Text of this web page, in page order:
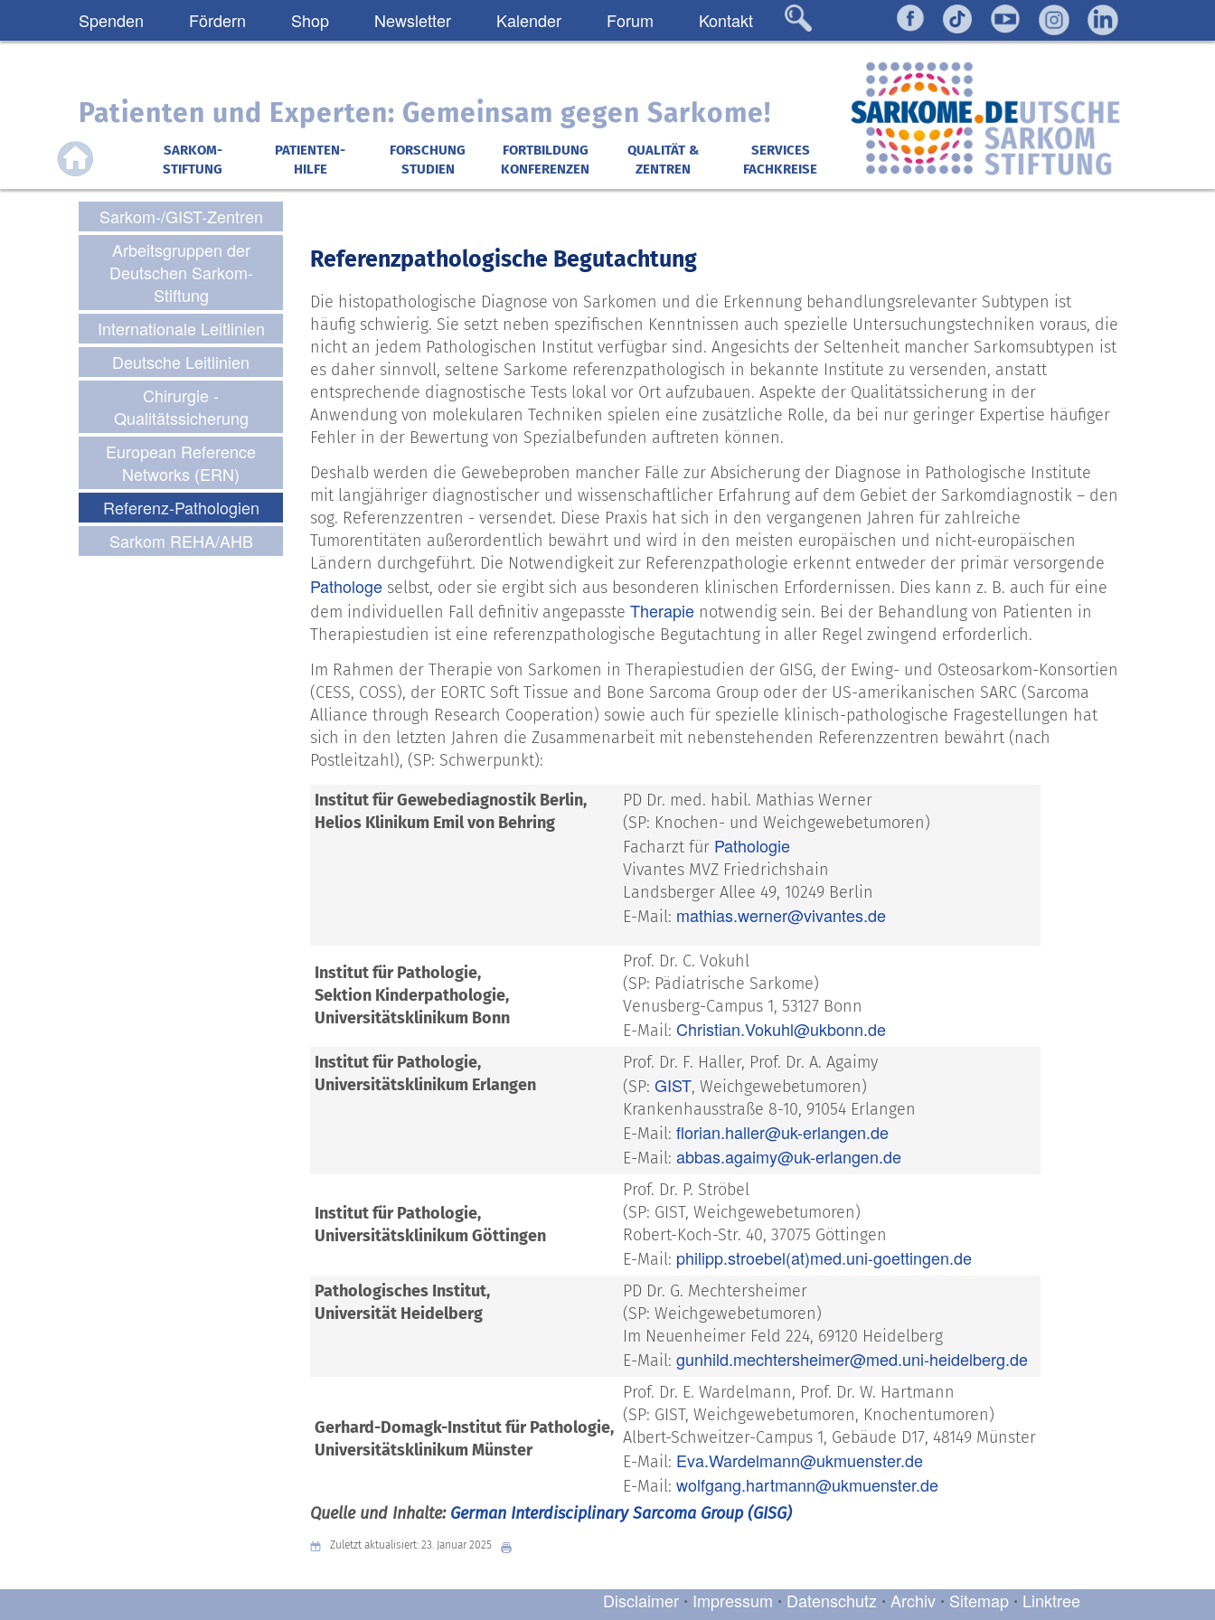
Spenden Fördern Shop Newsletter Kalender Forum Kontakt
Patienten und Experten: Gemeinsam gegen Sarkome!
SARKOM-
STIFTUNG
PATIENTEN-
HILFE
FORSCHUNG
STUDIEN
FORTBILDUNG
KONFERENZEN
QUALITÄT &
ZENTREN
SERVICES
FACHKREISE
Sarkom-/GIST-Zentren
Arbeitsgruppen der
Deutschen Sarkom-
Stiftung
Internationale Leitlinien
Deutsche Leitlinien
Chirurgie -
Qualitätssicherung
European Reference
Networks (ERN)
Referenz-Pathologien
Sarkom REHA/AHB
Referenzpathologische Begutachtung
Die histopathologische Diagnose von Sarkomen und die Erkennung behandlungsrelevanter Subtypen ist
häufig schwierig. Sie setzt neben spezifischen Kenntnissen auch spezielle Untersuchungstechniken voraus, die
nicht an jedem Pathologischen Institut verfügbar sind. Angesichts der Seltenheit mancher Sarkomsubtypen ist
es daher sinnvoll, seltene Sarkome referenzpathologisch in bekannte Institute zu versenden, anstatt
entsprechende diagnostische Tests lokal vor Ort aufzubauen. Aspekte der Qualitätssicherung in der
Anwendung von molekularen Techniken spielen eine zusätzliche Rolle, da bei nur geringer Expertise häufiger
Fehler in der Bewertung von Spezialbefunden auftreten können.
Deshalb werden die Gewebeproben mancher Fälle zur Absicherung der Diagnose in Pathologische Institute
mit langjähriger diagnostischer und wissenschaftlicher Erfahrung auf dem Gebiet der Sarkomdiagnostik – den
sog. Referenzzentren - versendet. Diese Praxis hat sich in den vergangenen Jahren für zahlreiche
Tumorentitäten außerordentlich bewährt und wird in den meisten europäischen und nicht-europäischen
Ländern durchgeführt. Die Notwendigkeit zur Referenzpathologie erkennt entweder der primär versorgende
Pathologe selbst, oder sie ergibt sich aus besonderen klinischen Erfordernissen. Dies kann z. B. auch für eine
dem individuellen Fall definitiv angepasste Therapie notwendig sein. Bei der Behandlung von Patienten in
Therapiestudien ist eine referenzpathologische Begutachtung in aller Regel zwingend erforderlich.
Im Rahmen der Therapie von Sarkomen in Therapiestudien der GISG, der Ewing- und Osteosarkom-Konsortien
(CESS, COSS), der EORTC Soft Tissue and Bone Sarcoma Group oder der US-amerikanischen SARC (Sarcoma
Alliance through Research Cooperation) sowie auch für spezielle klinisch-pathologische Fragestellungen hat
sich in den letzten Jahren die Zusammenarbeit mit nebenstehenden Referenzzentren bewährt (nach
Postleitzahl), (SP: Schwerpunkt):
Institut für Gewebediagnostik Berlin,
Helios Klinikum Emil von Behring
PD Dr. med. habil. Mathias Werner
(SP: Knochen- und Weichgewebetumoren)
Facharzt für Pathologie
Vivantes MVZ Friedrichshain
Landsberger Allee 49, 10249 Berlin
E-Mail: mathias.werner@vivantes.de
Institut für Pathologie,
Sektion Kinderpathologie,
Universitätsklinikum Bonn
Prof. Dr. C. Vokuhl
(SP: Pädiatrische Sarkome)
Venusberg-Campus 1, 53127 Bonn
E-Mail: Christian.Vokuhl@ukbonn.de
Institut für Pathologie,
Universitätsklinikum Erlangen
Prof. Dr. F. Haller, Prof. Dr. A. Agaimy
(SP: GIST, Weichgewebetumoren)
Krankenhausstraße 8-10, 91054 Erlangen
E-Mail: florian.haller@uk-erlangen.de
E-Mail: abbas.agaimy@uk-erlangen.de
Institut für Pathologie,
Universitätsklinikum Göttingen
Prof. Dr. P. Ströbel
(SP: GIST, Weichgewebetumoren)
Robert-Koch-Str. 40, 37075 Göttingen
E-Mail: philipp.stroebel(at)med.uni-goettingen.de
Pathologisches Institut,
Universität Heidelberg
PD Dr. G. Mechtersheimer
(SP: Weichgewebetumoren)
Im Neuenheimer Feld 224, 69120 Heidelberg
E-Mail: gunhild.mechtersheimer@med.uni-heidelberg.de
Gerhard-Domagk-Institut für Pathologie,
Universitätsklinikum Münster
Prof. Dr. E. Wardelmann, Prof. Dr. W. Hartmann
(SP: GIST, Weichgewebetumoren, Knochentumoren)
Albert-Schweitzer-Campus 1, Gebäude D17, 48149 Münster
E-Mail: Eva.Wardelmann@ukmuenster.de
E-Mail: wolfgang.hartmann@ukmuenster.de
Quelle und Inhalte: German Interdisciplinary Sarcoma Group (GISG)
Zuletzt aktualisiert: 23. Januar 2025
Disclaimer • Impressum • Datenschutz • Archiv • Sitemap • Linktree